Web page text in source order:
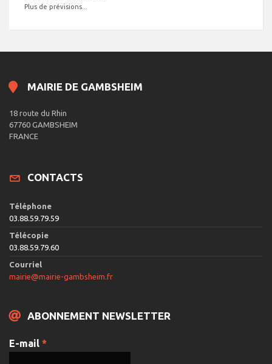
Plus de prévisions...
MAIRIE DE GAMBSHEIM
18 route du Rhin
67760 GAMBSHEIM
FRANCE
CONTACTS
Téléphone
03.88.59.79.59
Télécopie
03.88.59.79.60
Courriel
mairie@mairie-gambsheim.fr
ABONNEMENT NEWSLETTER
E-mail *